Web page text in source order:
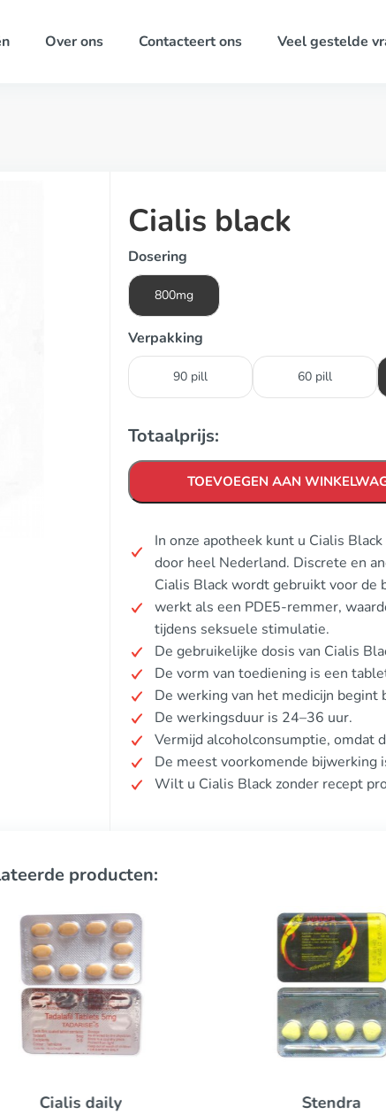
Over ons Contacteert ons Veel gestelde
Cialis black
Dosering
800mg
Verpakking
90 pill 60 pill
Totaalprijs:
TOEVOEGEN AAN
In onze apotheek kunt u Cialis
door heel Nederland. Discrete en
Cialis Black wordt gebruikt voor de
werkt als een PDE5-remmer,
tijdens seksuele stimulatie.
De gebruikelijke dosis van Cialis
De vorm van toediening is een
De werking van het medicijn begint
De werkingsduur is 24–36 uur.
Vermijd alcoholconsumptie, omdat
De meest voorkomende bijwerking
Wilt u Cialis Black zonder recept
producten:
Cialis daily Stendra